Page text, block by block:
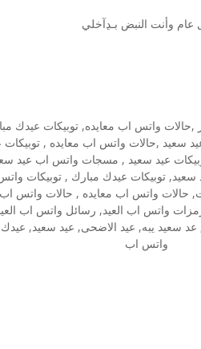
عام وأنت النبض بـﮃآخلي
,حالات واتس اب معايده, توبيكات عيدك
سعيد ,حالات واتس اب معايده ,
عيد سعيد , مسجات واتس اب عيد
سعيد, توبيكات عيدك مبارك , توبيكات
حالات واتس اب معايده , حالات واتس اب
واتس اب العيد, رسائل واتس اب
سعيد يبه, عيد الاضحى, عيد سعيد,
واتس اب